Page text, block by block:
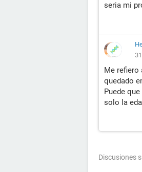
seria mi
Me refiero
quedado
Puede
solo la
Discusiones